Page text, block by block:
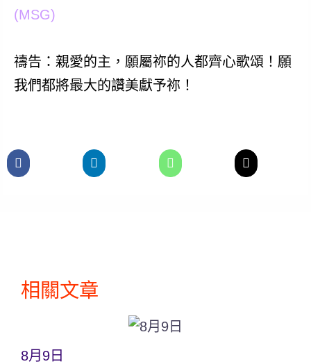
(MSG)
禱告：親愛的主，願屬祢的人都齊心歌頌！願
我們都將最大的讚美獻予祢！
相關文章
8月9日